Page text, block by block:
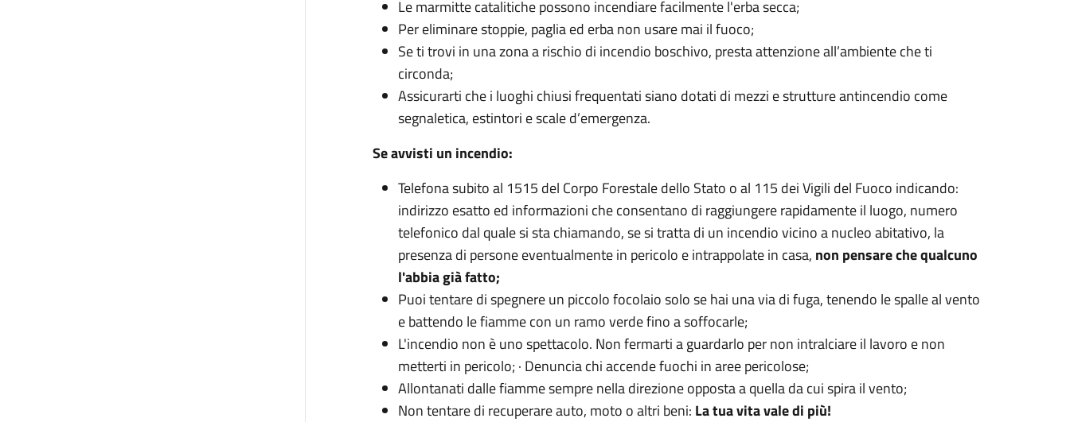
Le marmitte catalitiche possono incendiare facilmente l'erba secca;
Per eliminare stoppie, paglia ed erba non usare mai il fuoco;
Se ti trovi in una zona a rischio di incendio boschivo, presta attenzione all’ambiente che ti
circonda;
Assicurarti che i luoghi chiusi frequentati siano dotati di mezzi e strutture antincendio come
segnaletica, estintori e scale d’emergenza.
Se avvisti un incendio:
Telefona subito al 1515 del Corpo Forestale dello Stato o al 115 dei Vigili del Fuoco indicando:
indirizzo esatto ed informazioni che consentano di raggiungere rapidamente il luogo, numero
telefonico dal quale si sta chiamando, se si tratta di un incendio vicino a nucleo abitativo, la
presenza di persone eventualmente in pericolo e intrappolate in casa, non pensare che qualcuno
l'abbia già fatto;
Puoi tentare di spegnere un piccolo focolaio solo se hai una via di fuga, tenendo le spalle al vento
e battendo le fiamme con un ramo verde fino a soffocarle;
L'incendio non è uno spettacolo. Non fermarti a guardarlo per non intralciare il lavoro e non
metterti in pericolo; · Denuncia chi accende fuochi in aree pericolose;
Allontanati dalle fiamme sempre nella direzione opposta a quella da cui spira il vento;
Non tentare di recuperare auto, moto o altri beni: La tua vita vale di più!